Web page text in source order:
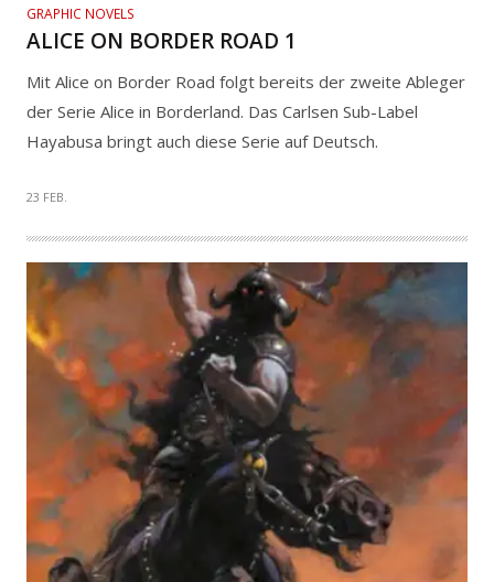
GRAPHIC NOVELS
ALICE ON BORDER ROAD 1
Mit Alice on Border Road folgt bereits der zweite Ableger
der Serie Alice in Borderland. Das Carlsen Sub-Label
Hayabusa bringt auch diese Serie auf Deutsch.
23 FEB.